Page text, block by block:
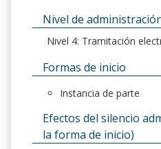
Nivel de
Nivel 4: Tramitación
Formas de inicio
Instancia de parte
Efectos del silencio
la forma de inicio)